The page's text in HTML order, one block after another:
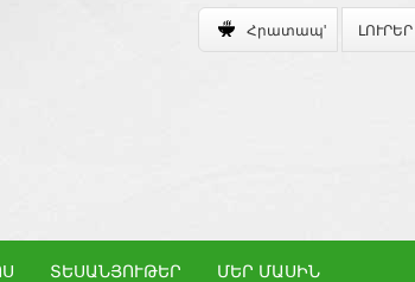
Հրատապ' ԼՈՒՐԵՐ
ՏԵՍԱՆՅՈՒԹԵՐ ՄԵՐ ՄԱՍԻՆ